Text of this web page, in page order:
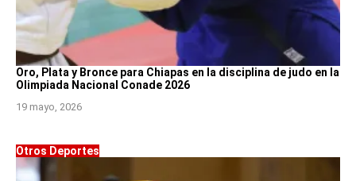
Oro, Plata y Bronce para Chiapas en la disciplina de judo en la
Olimpiada Nacional Conade 2026
19 mayo, 2026
Otros Deportes